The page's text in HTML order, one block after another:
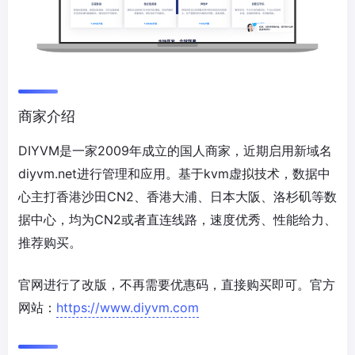
商家介绍
DIYVM是一家2009年成立的国人商家，近期启用新域名
diyvm.net进行管理和应用。基于kvm虚拟技术，数据中
心主打香港沙田CN2、香港大浦、日本大阪、洛杉矶等数
据中心，均为CN2或者直连线路，速度优秀、性能给力、
推荐购买。
官网进行了改版，不再需要优惠码，直接购买即可。官方
网站： https://www.diyvm.com